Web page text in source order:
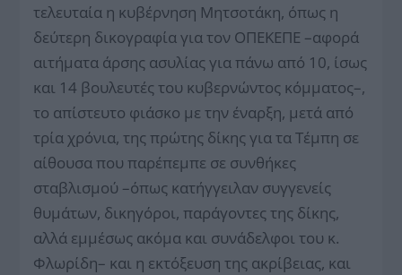
τελευταία η κυβέρνηση Μητσοτάκη, όπως η
δεύτερη δικογραφία για τον ΟΠΕΚΕΠΕ –αφορά
αιτήματα άρσης ασυλίας για πάνω από 10, ίσως
και 14 βουλευτές του κυβερνώντος κόμματος–,
το απίστευτο φιάσκο με την έναρξη, μετά από
τρία χρόνια, της πρώτης δίκης για τα Τέμπη σε
αίθουσα που παρέπεμπε σε συνθήκες
σταβλισμού –όπως κατήγγειλαν συγγενείς
θυμάτων, δικηγόροι, παράγοντες της δίκης,
αλλά εμμέσως ακόμα και συνάδελφοι του κ.
Φλωρίδη– και η εκτόξευση της ακρίβειας, και